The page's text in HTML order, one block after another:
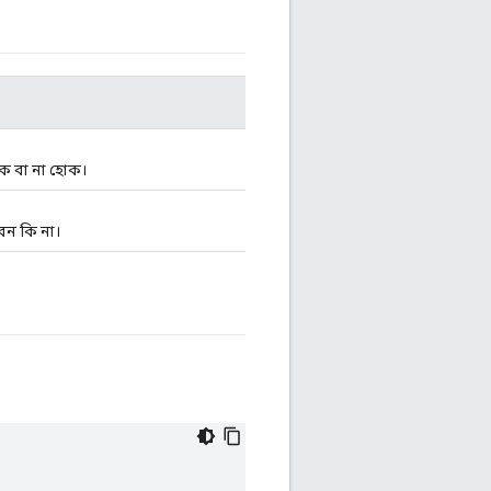
বা না হোক।
কি না।